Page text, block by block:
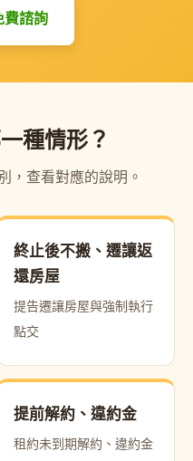
諮詢
種情形？
，查看對應的說明。
終止後不搬、遷讓返
還房屋
提告遷讓房屋與強制執行
點交
提前解約、違約金
租約未到期解約、違約金